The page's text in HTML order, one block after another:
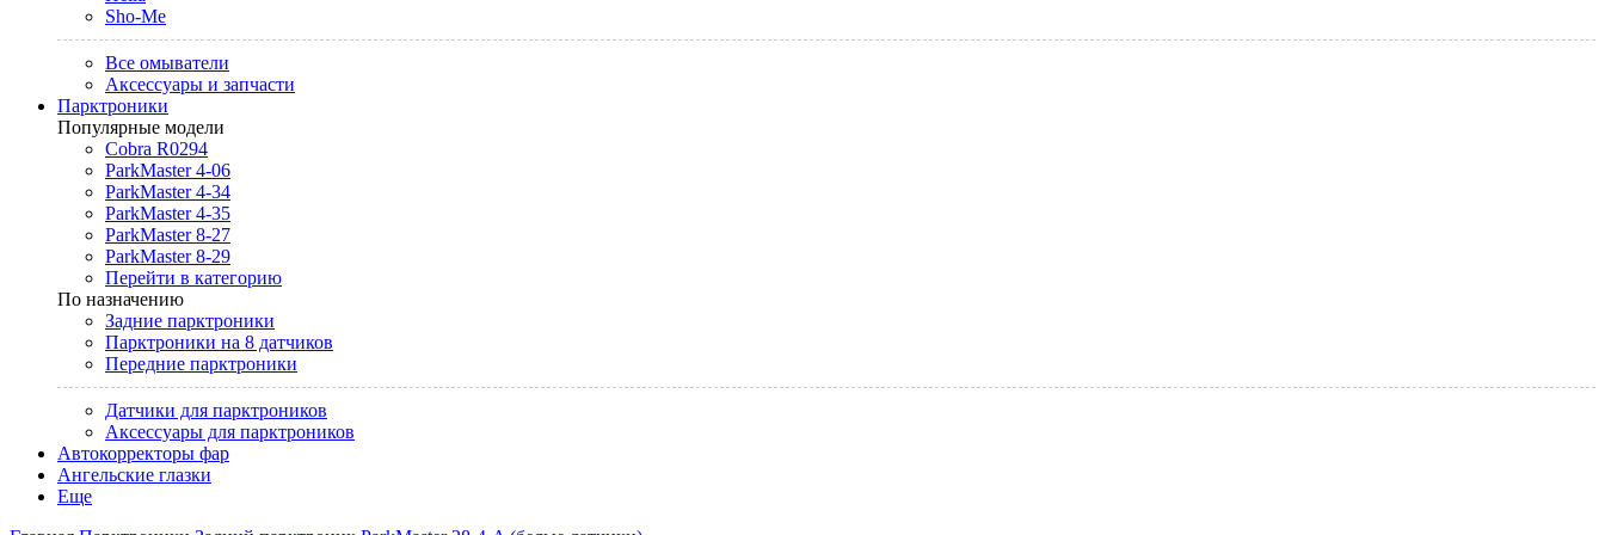
Sho-Me
Все омыватели
Аксессуары и запчасти
Парктроники
Популярные модели
Cobra R0294
ParkMaster 4-06
ParkMaster 4-34
ParkMaster 4-35
ParkMaster 8-27
ParkMaster 8-29
Перейти в категорию
По назначению
Задние парктроники
Парктроники на 8 датчиков
Передние парктроники
Датчики для парктроников
Аксессуары для парктроников
Автокорректоры фар
Ангельские глазки
Еще